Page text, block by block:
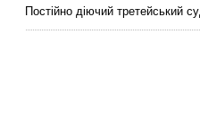
Постійно діючий третейський